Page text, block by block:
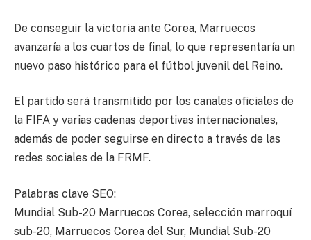
De conseguir la victoria ante Corea, Marruecos
avanzaría a los cuartos de final, lo que representaría un
nuevo paso histórico para el fútbol juvenil del Reino.
El partido será transmitido por los canales oficiales de
la FIFA y varias cadenas deportivas internacionales,
además de poder seguirse en directo a través de las
redes sociales de la FRMF.
Palabras clave SEO:
Mundial Sub-20 Marruecos Corea, selección marroquí
sub-20, Marruecos Corea del Sur, Mundial Sub-20